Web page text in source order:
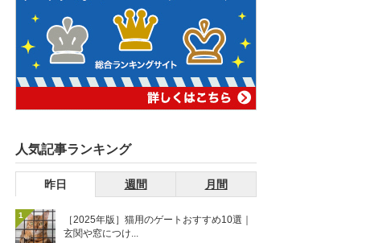
人気記事ランキング
昨日 週間 月間
1
［2025年版］猫用のゲートおすすめ10選｜
玄関や窓につけ...